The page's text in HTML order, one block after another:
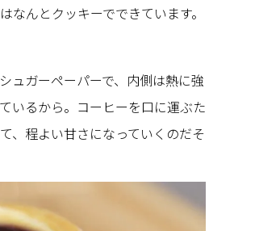
んとクッキーでできています。
ュガーペーパーで、内側は熱に強
いるから。コーヒーを口に運ぶた
、程よい甘さになっていくのだそ